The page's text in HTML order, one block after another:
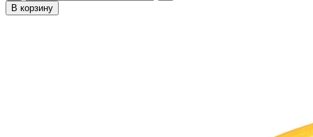
В корзину